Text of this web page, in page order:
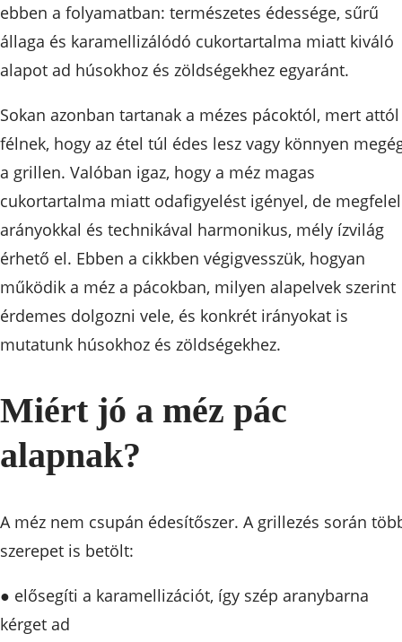
ebben a folyamatban: természetes édessége, sűrű
állaga és karamellizálódó cukortartalma miatt kiváló
alapot ad húsokhoz és zöldségekhez egyaránt.
Sokan azonban tartanak a mézes pácoktól, mert attól
félnek, hogy az étel túl édes lesz vagy könnyen
a grillen. Valóban igaz, hogy a méz magas
cukortartalma miatt odafigyelést igényel, de
arányokkal és technikával harmonikus, mély ízvilág
érhető el. Ebben a cikkben végigvesszük, hogyan
működik a méz a pácokban, milyen alapelvek szerint
érdemes dolgozni vele, és konkrét irányokat is
mutatunk húsokhoz és zöldségekhez.
Miért jó a méz pác
alapnak?
A méz nem csupán édesítőszer. A grillezés során
szerepet is betölt:
● elősegíti a karamellizációt, így szép aranybarna
kérget ad